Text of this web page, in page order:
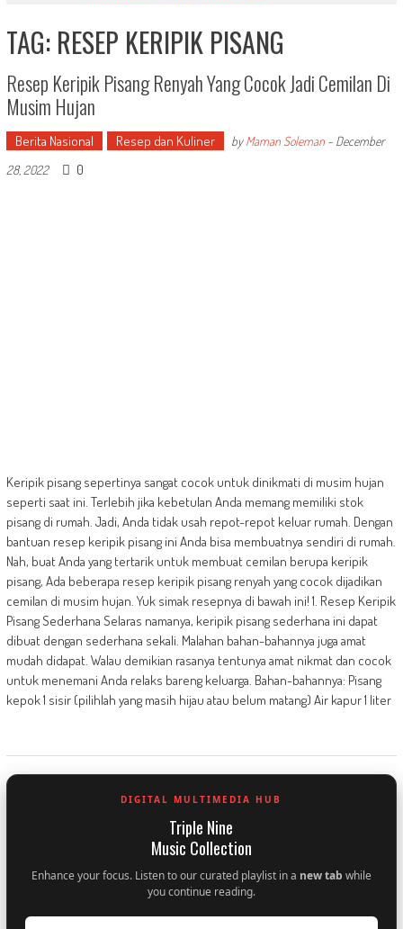
TAG: RESEP KERIPIK PISANG
Resep Keripik Pisang Renyah Yang Cocok Jadi Cemilan Di
Musim Hujan
Berita Nasional Resep dan Kuliner byMaman Soleman- December
28, 2022
0
Keripik pisang sepertinya sangat cocok untuk dinikmati di musim hujan
seperti saat ini. Terlebih jika kebetulan Anda memang memiliki stok
pisang di rumah. Jadi, Anda tidak usah repot-repot keluar rumah. Dengan
bantuan resep keripik pisang ini Anda bisa membuatnya sendiri di rumah.
Nah, buat Anda yang tertarik untuk membuat cemilan berupa keripik
pisang, Ada beberapa resep keripik pisang renyah yang cocok dijadikan
cemilan di musim hujan. Yuk simak resepnya di bawah ini! 1. Resep Keripik
Pisang Sederhana Selaras namanya, keripik pisang sederhana ini dapat
dibuat dengan sederhana sekali. Malahan bahan-bahannya juga amat
mudah didapat. Walau demikian rasanya tentunya amat nikmat dan cocok
untuk menemani Anda relaks bareng keluarga. Bahan-bahannya: Pisang
kepok 1 sisir (pilihlah yang masih hijau atau belum matang) Air kapur 1 liter
DIGITAL MULTIMEDIA HUB
Triple Nine
Music Collection
Enhance your focus. Listen to our curated playlist in a new tab while
you continue reading.